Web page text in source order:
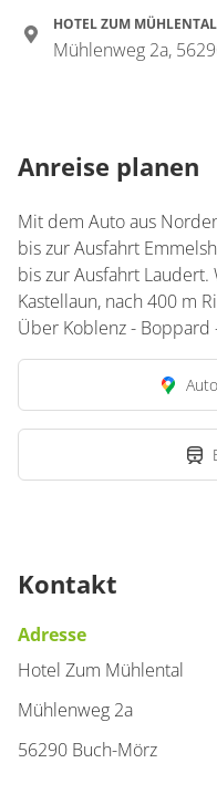
HOTEL ZUM MÜHLENTAL
Mühlenweg 2a,
Anreise planen
Mit dem Auto aus
bis zur Ausfahrt
bis zur Ausfahrt
Kastellaun, nach 400 m
Über Koblenz - Boppard
Kontakt
Adresse
Hotel Zum Mühlental
Mühlenweg 2a
56290 Buch-Mörz